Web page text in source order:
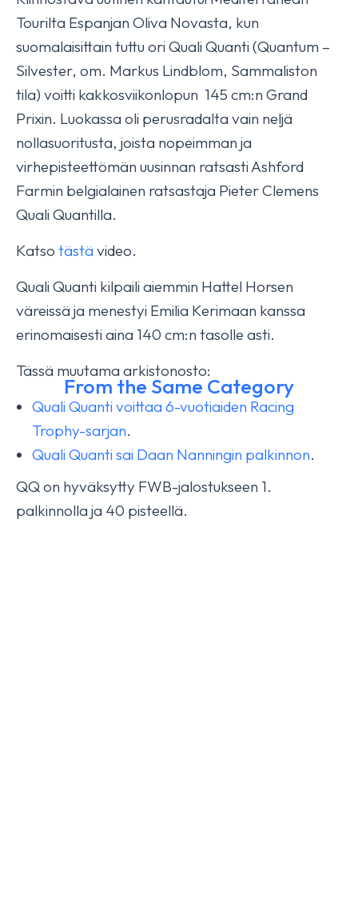
Tourilta Espanjan Oliva Novasta, kun
suomalaisittain tuttu ori Quali Quanti (Quantum –
Silvester, om. Markus Lindblom, Sammaliston
tila) voitti kakkosviikonlopun 145 cm:n Grand
Prixin. Luokassa oli perusradalta vain neljä
nollasuoritusta, joista nopeimman ja
virhepisteettömän uusinnan ratsasti Ashford
Farmin belgialainen ratsastaja Pieter Clemens
Quali Quantilla.
Katso tästä video.
Quali Quanti kilpaili aiemmin Hattel Horsen
väreissä ja menestyi Emilia Kerimaan kanssa
erinomaisesti aina 140 cm:n tasolle asti.
Tässä muutama arkistonosto:
Quali Quanti voittaa 6-vuotiaiden Racing
Trophy-sarjan.
Quali Quanti sai Daan Nanningin palkinnon.
QQ on hyväksytty FWB-jalostukseen 1.
palkinnolla ja 40 pisteellä.
From the Same Category
Isabella HX fourth today